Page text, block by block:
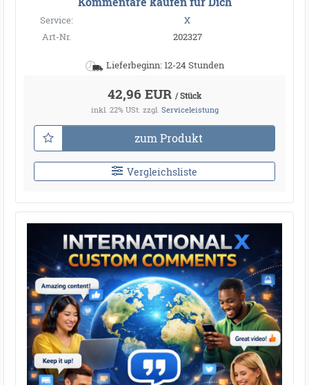
Service:
X
Art-Nr.
202327
Lieferbeginn: 12-24 Stunden
42,96 EUR / Stück
inkl. 22% USt. zzgl. Serviceleistung
zum Produkt
Vergleichsliste